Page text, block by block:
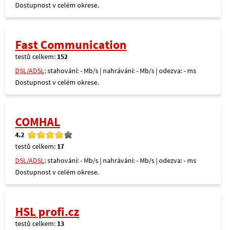
Dostupnost v celém okrese.
Fast Communication
testů celkem: 152
DSL/ADSL: stahování: - Mb/s | nahrávání: - Mb/s | odezva: - ms
Dostupnost v celém okrese.
COMHAL
4.2
testů celkem: 17
DSL/ADSL: stahování: - Mb/s | nahrávání: - Mb/s | odezva: - ms
Dostupnost v celém okrese.
HSL profi.cz
testů celkem: 13